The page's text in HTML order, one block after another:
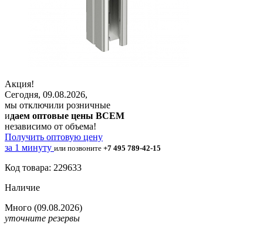
Акция!
Сегодня, 09.08.2026,
мы отключили розничные
идаем оптовые цены ВСЕМ
независимо от объема!
Получить оптовую цену
за 1 минуту или позвоните +7 495 789-42-15
Код товара: 229633
Наличие
Много (09.08.2026)
уточните резервы